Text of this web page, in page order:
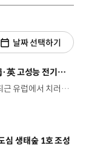
날짜 선택하기
현대자동차, ‘아이오닉 5 N’, 獨·英 고성능 전기차 비교 평가서 최고 자리 등극
현대자동차 ‘아이오닉 5 N’이 최근 유럽에서 치러진 비교 평가에서 ‘최고의 고성능 전기차’로 인정받았습니다. 이번 고성능 전기차 비교 평가는 독일과 영국의 유력 자동차 전문 잡지 아우토 자이퉁(Auto Zeitung)과 카 매거진(CAR Magazine)이 함께 실시했는데요. 아이오닉 5 N은 두 매체로부터 고성능차의 가장 핵심적인 가치인 ‘운전의 재미’가 다른 모델들보다 압도적인 차라는 평가와 함께 강력한 힘과 균형잡힌 섀시 등 고가의 고성능 전기차들을 뛰어넘는 최고의 차로 인정받았습니다. 현대자동차의 첨단 전동화 기술을 집약한 아이오닉 5 N은 압도적인 주행 성능과 독보적인 상품성으로 세계 올해의 고성능차, 2023 톱기어 선정 올해의 차, 최고의 전기 핫해치 등 수상 이력을 쌓으며 고성능 전기차 시장을 선도해 나가고 있습니다.
심 생태숲 1호 조성